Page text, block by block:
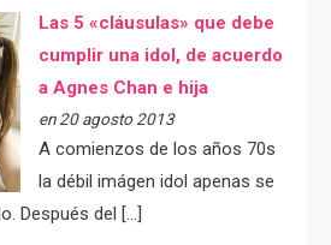
Las 5 «cláusulas» que debe
cumplir una idol, de acuerdo
a Agnes Chan e hija
en 20 agosto 2013
A comienzos de los años 70s
la débil imágen idol apenas se
Después del […]